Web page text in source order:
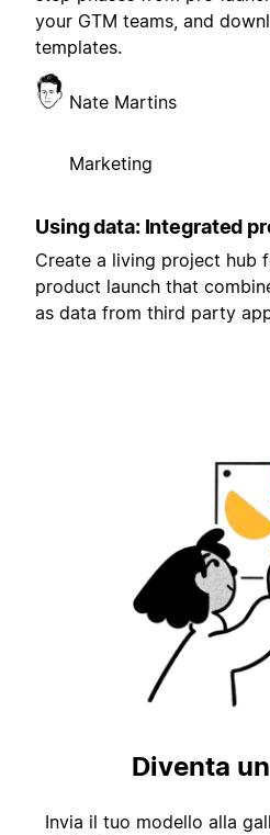
your GTM teams, and
templates.
Nate Martins
Marketing
Using data: Integrated
Create a living project hub
product launch that
as data from third party
Diventa
Invia il tuo modello alla